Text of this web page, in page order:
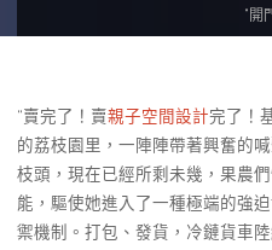
“開
“賣完了！賣親子空間設計完了！
的荔枝園里，一陣陣帶著興奮的
枝頭，現在已經所剩未幾，果農
能，驅使她進入了一種極端的強
禦機制。打包、發貨，冷鏈貨車